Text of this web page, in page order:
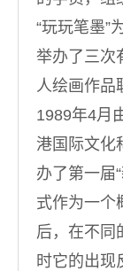
“玩玩笔墨”
举办了三次
人绘画作品
1989年4月
港国际文化
办了第一届
式作为一个
后，在不同
时它的出现